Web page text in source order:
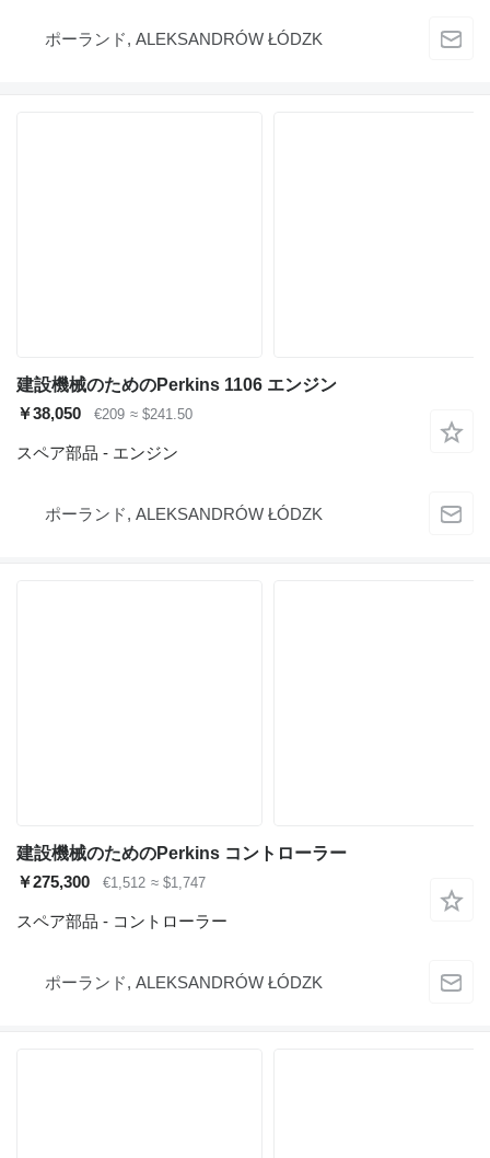
ポーランド, ALEKSANDRÓW ŁÓDZK
建設機械のためのPerkins 1106 エンジン
￥38,050
€209 ≈ $241.50
スペア部品 - エンジン
ポーランド, ALEKSANDRÓW ŁÓDZK
建設機械のためのPerkins コントローラー
￥275,300
€1,512 ≈ $1,747
スペア部品 - コントローラー
ポーランド, ALEKSANDRÓW ŁÓDZK